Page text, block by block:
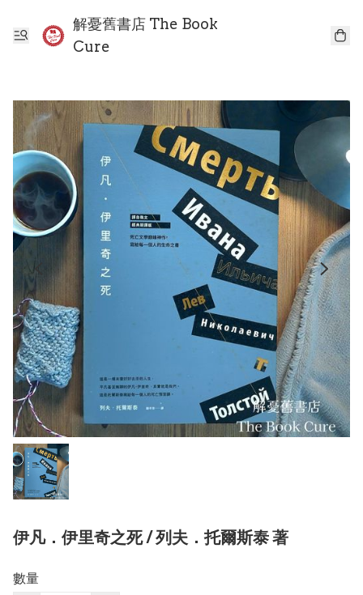
解憂舊書店 The Book
Cure
伊凡．伊里奇之死 / 列夫．托爾斯泰 著
數量